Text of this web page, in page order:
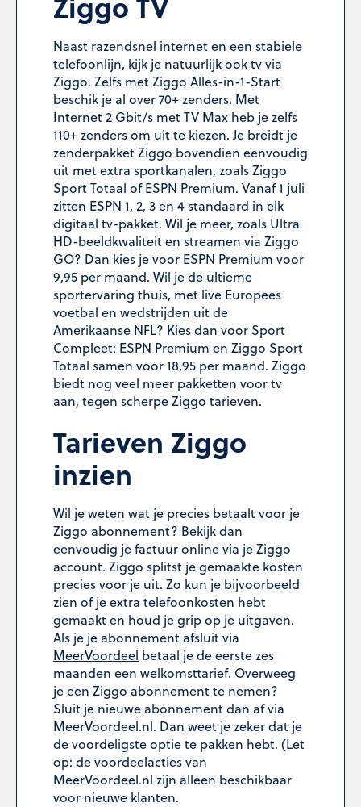
Naast razendsnel internet en een stabiele
telefoonlijn, kijk je natuurlijk ook tv via
Ziggo. Zelfs met Ziggo Alles-in-1-Start
beschik je al over 70+ zenders. Met
Internet 2 Gbit/s met TV Max heb je zelfs
110+ zenders om uit te kiezen. Je breidt je
zenderpakket Ziggo bovendien eenvoudig
uit met extra sportkanalen, zoals Ziggo
Sport Totaal of ESPN Premium. Vanaf 1 juli
zitten ESPN 1, 2, 3 en 4 standaard in elk
digitaal tv-pakket. Wil je meer, zoals Ultra
HD-beeldkwaliteit en streamen via Ziggo
GO? Dan kies je voor ESPN Premium voor
9,95 per maand. Wil je de ultieme
sportervaring thuis, met live Europees
voetbal en wedstrijden uit de
Amerikaanse NFL? Kies dan voor Sport
Compleet: ESPN Premium en Ziggo Sport
Totaal samen voor 18,95 per maand. Ziggo
biedt nog veel meer pakketten voor tv
aan, tegen scherpe Ziggo tarieven.
Tarieven Ziggo
inzien
Wil je weten wat je precies betaalt voor je
Ziggo abonnement? Bekijk dan
eenvoudig je factuur online via je Ziggo
account. Ziggo splitst je gemaakte kosten
precies voor je uit. Zo kun je bijvoorbeeld
zien of je extra telefoonkosten hebt
gemaakt en houd je grip op je uitgaven.
Als je je abonnement afsluit via
MeerVoordeel betaal je de eerste zes
maanden een welkomsttarief. Overweeg
je een Ziggo abonnement te nemen?
Sluit je nieuwe abonnement dan af via
MeerVoordeel.nl. Dan weet je zeker dat je
de voordeligste optie te pakken hebt. (Let
op: de voordeelacties van
MeerVoordeel.nl zijn alleen beschikbaar
voor nieuwe klanten.